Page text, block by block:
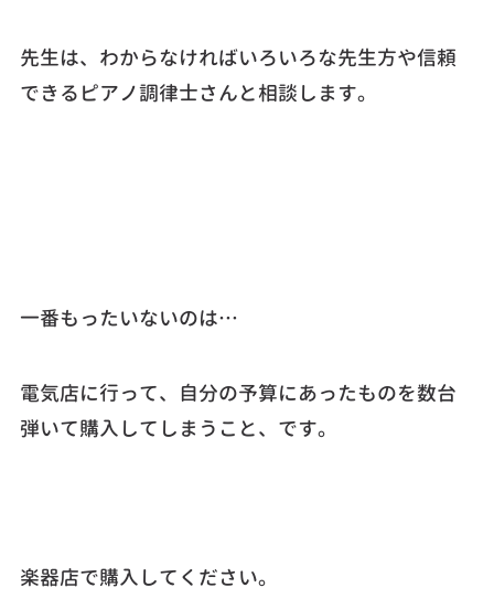
先生は、わからなければいろいろな先生方や信頼
できるピアノ調律士さんと相談します。
一番もったいないのは…
電気店に行って、自分の予算にあったものを数台
弾いて購入してしまうこと、です。
楽器店で購入してください。